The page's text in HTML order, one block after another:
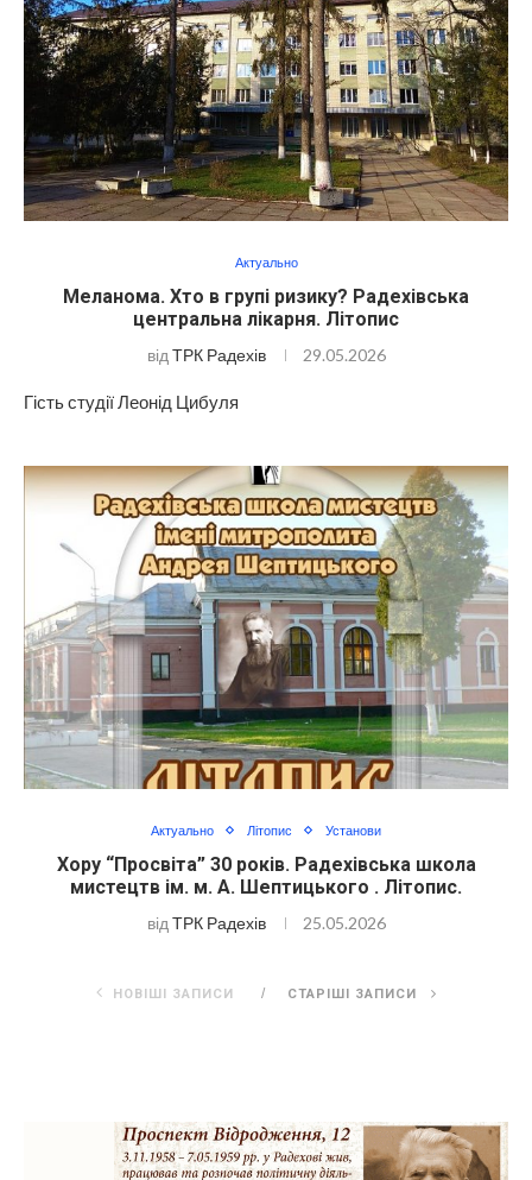
Актуально
Меланома. Хто в групі ризику? Радехівська
центральна лікарня. Літопис
від ТРК Радехів 29.05.2026
Гість студії Леонід Цибуля
Актуально Літопис Установи
Хору “Просвіта” 30 років. Радехівська школа
мистецтв ім. м. А. Шептицького . Літопис.
від ТРК Радехів 25.05.2026
НОВІШІ ЗАПИСИ СТАРІШІ ЗАПИСИ